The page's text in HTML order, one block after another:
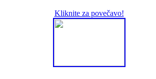
Kliknite za povečavo!